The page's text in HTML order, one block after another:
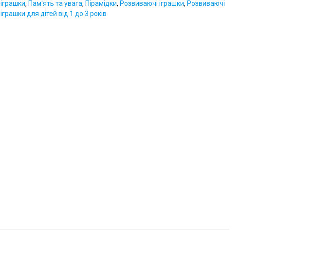
іграшки, Пам'ять та увага, Пірамідки, Розвиваючі іграшки, Розвиваючі
іграшки для дітей від 1 до 3 років